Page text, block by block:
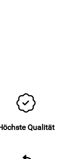
Qualität